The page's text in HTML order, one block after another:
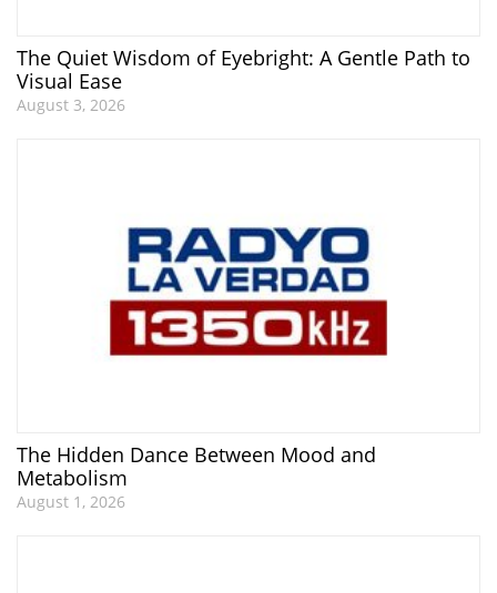
The Quiet Wisdom of Eyebright: A Gentle Path to
Visual Ease
August 3, 2026
The Hidden Dance Between Mood and
Metabolism
August 1, 2026